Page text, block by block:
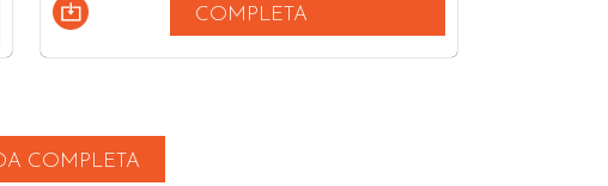
COMPLETA
COMPLETA